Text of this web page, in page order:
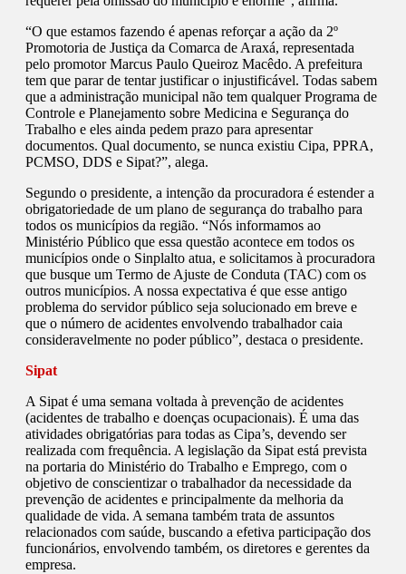
“O que estamos fazendo é apenas reforçar a ação da 2º
Promotoria de Justiça da Comarca de Araxá, representada
pelo promotor Marcus Paulo Queiroz Macêdo. A prefeitura
tem que parar de tentar justificar o injustificável. Todas sabem
que a administração municipal não tem qualquer Programa de
Controle e Planejamento sobre Medicina e Segurança do
Trabalho e eles ainda pedem prazo para apresentar
documentos. Qual documento, se nunca existiu Cipa, PPRA,
PCMSO, DDS e Sipat?”, alega.
Segundo o presidente, a intenção da procuradora é estender a
obrigatoriedade de um plano de segurança do trabalho para
todos os municípios da região. “Nós informamos ao
Ministério Público que essa questão acontece em todos os
municípios onde o Sinplalto atua, e solicitamos à procuradora
que busque um Termo de Ajuste de Conduta (TAC) com os
outros municípios. A nossa expectativa é que esse antigo
problema do servidor público seja solucionado em breve e
que o número de acidentes envolvendo trabalhador caia
consideravelmente no poder público”, destaca o presidente.
Sipat
A Sipat é uma semana voltada à prevenção de acidentes
(acidentes de trabalho e doenças ocupacionais). É uma das
atividades obrigatórias para todas as Cipa’s, devendo ser
realizada com frequência. A legislação da Sipat está prevista
na portaria do Ministério do Trabalho e Emprego, com o
objetivo de conscientizar o trabalhador da necessidade da
prevenção de acidentes e principalmente da melhoria da
qualidade de vida. A semana também trata de assuntos
relacionados com saúde, buscando a efetiva participação dos
funcionários, envolvendo também, os diretores e gerentes da
empresa.